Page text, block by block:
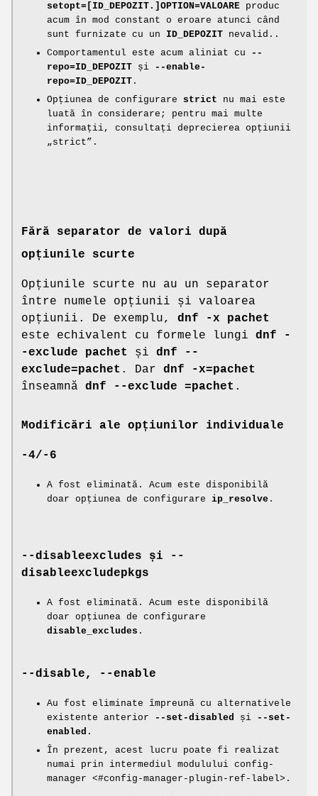
setopt=[ID_DEPOZIT.]OPTION=VALOARE produc
acum în mod constant o eroare atunci când
sunt furnizate cu un ID_DEPOZIT nevalid..
Comportamentul este acum aliniat cu
--
repo=ID_DEPOZIT și
--enable-
repo=ID_DEPOZIT .
Opțiunea de configurare strict nu mai este
luată în considerare; pentru mai multe
informații, consultați deprecierea opțiunii
„strict”.
Fără separator de valori după
opțiunile scurte
Opțiunile scurte nu au un separator
între numele opțiunii și valoarea
opțiunii. De exemplu, dnf -x pachet
este echivalent cu formele lungi dnf -
-exclude pachet
și dnf --
exclude=pachet . Dar dnf -x=pachet
înseamnă dnf --exclude =pachet .
Modificări ale opțiunilor individuale
-4/-6
A fost eliminată. Acum este disponibilă
doar opțiunea de configurare ip_resolve .
--disableexcludes și --
disableexcludepkgs
A fost eliminată. Acum este disponibilă
doar opțiunea de configurare
disable_excludes .
--disable, --enable
Au fost eliminate împreună cu alternativele
existente anterior
--set-disabled și
--set-
enabled .
În prezent, acest lucru poate fi realizat
numai prin intermediul modulului config-
manager <#config-manager-plugin-ref-label>.